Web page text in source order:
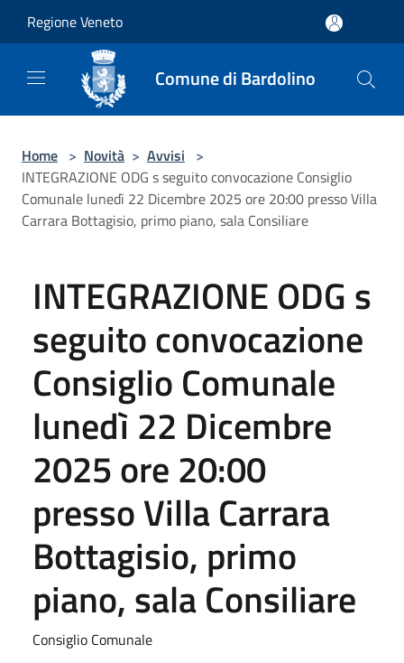
Regione Veneto
Comune di Bardolino
Home > Novità > Avvisi >
INTEGRAZIONE ODG s seguito convocazione Consiglio
Comunale lunedì 22 Dicembre 2025 ore 20:00 presso Villa
Carrara Bottagisio, primo piano, sala Consiliare
INTEGRAZIONE ODG s
seguito convocazione
Consiglio Comunale
lunedì 22 Dicembre
2025 ore 20:00
presso Villa Carrara
Bottagisio, primo
piano, sala Consiliare
Consiglio Comunale